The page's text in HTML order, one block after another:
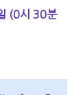
(0시 30분